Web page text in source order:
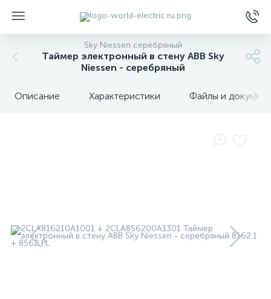
Sky Niessen серебряный
Таймер электронный в стену ABB Sky
Niessen - серебряный
Описание Характеристики Файлы и